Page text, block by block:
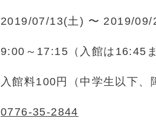
2019/07/13(土) 〜 2019/09/
9:00～17:15（入館は16:45ま
入館料100円（中学生以下、
0776-35-2844